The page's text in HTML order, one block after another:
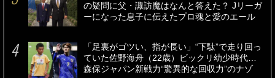
の疑問に父・諏訪魔はなんと答えた？ Jリーガ
ーになった息子に伝えたプロ魂と愛のエール
「足裏がゴツい、指が長い」“下駄”で走り回っ
ていた佐野海舟（22歳）ビックリ幼少時代…
森保ジャパン新戦力“驚異的な回収力”のナゾ